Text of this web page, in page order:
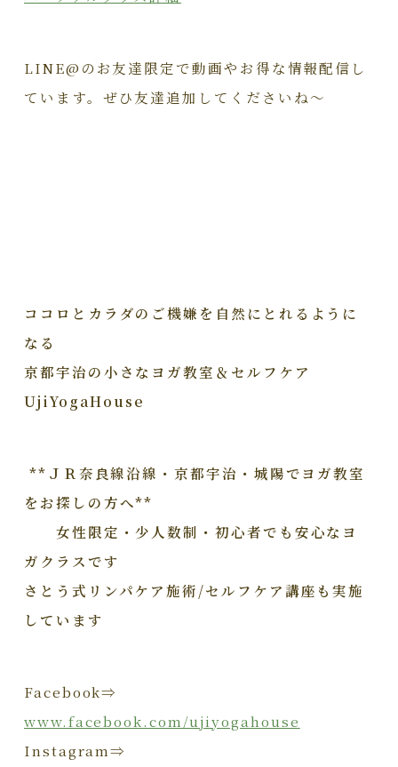
LINE@のお友達限定で動画やお得な情報配信し
ています。ぜひ友達追加してくださいね～
ココロとカラダのご機嫌を自然にとれるように
なる
京都宇治の小さなヨガ教室＆セルフケア
UjiYogaHouse
**ＪＲ奈良線沿線・京都宇治・城陽でヨガ教室
をお探しの方へ**
女性限定・少人数制・初心者でも安心なヨ
ガクラスです
さとう式リンパケア施術/セルフケア講座も実施
しています
Facebook⇒
www.facebook.com/ujiyogahouse
Instagram⇒